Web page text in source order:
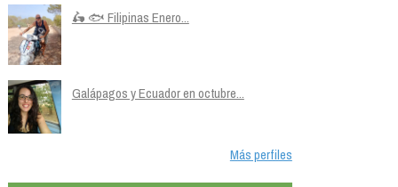
🛵 🐟 Filipinas Enero...
Galápagos y Ecuador en octubre...
Más perfiles